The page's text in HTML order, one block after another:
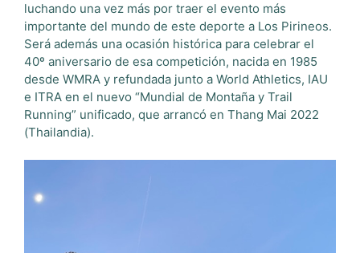
luchando una vez más por traer el evento más
importante del mundo de este deporte a Los Pirineos.
Será además una ocasión histórica para celebrar el
40º aniversario de esa competición, nacida en 1985
desde WMRA y refundada junto a World Athletics, IAU
e ITRA en el nuevo “Mundial de Montaña y Trail
Running” unificado, que arrancó en Thang Mai 2022
(Thailandia).